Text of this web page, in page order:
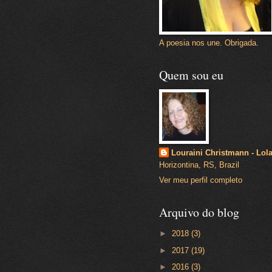
A poesia nos une. Obrigada.
Quem sou eu
Louraini Christmann - Lola
Horizontina, RS, Brazil
Ver meu perfil completo
Arquivo do blog
► 2018 (3)
► 2017 (19)
► 2016 (3)